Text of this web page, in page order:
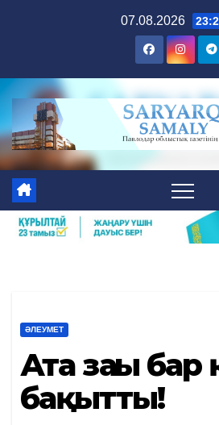
07.08.2026
ӘЛЕУМЕТ
Ата заңы бар
бақытты!